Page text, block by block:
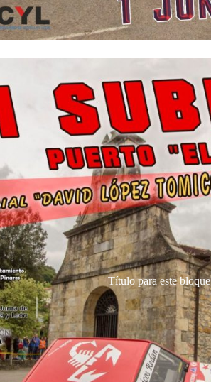
Título para este bloque